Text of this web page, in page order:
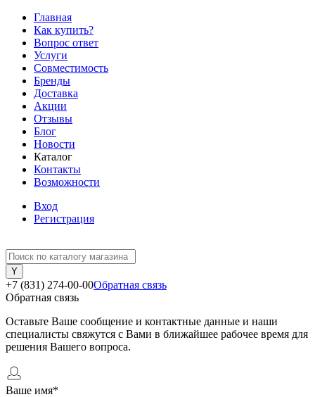
Главная
Как купить?
Вопрос ответ
Услуги
Совместимость
Бренды
Доставка
Акции
Отзывы
Блог
Новости
Каталог
Контакты
Возможности
Вход
Регистрация
+7 (831) 274-00-00Обратная связь
Обратная связь
Оставьте Ваше сообщение и контактные данные и наши
специалисты свяжутся с Вами в ближайшее рабочее время для
решения Вашего вопроса.
Ваше имя*